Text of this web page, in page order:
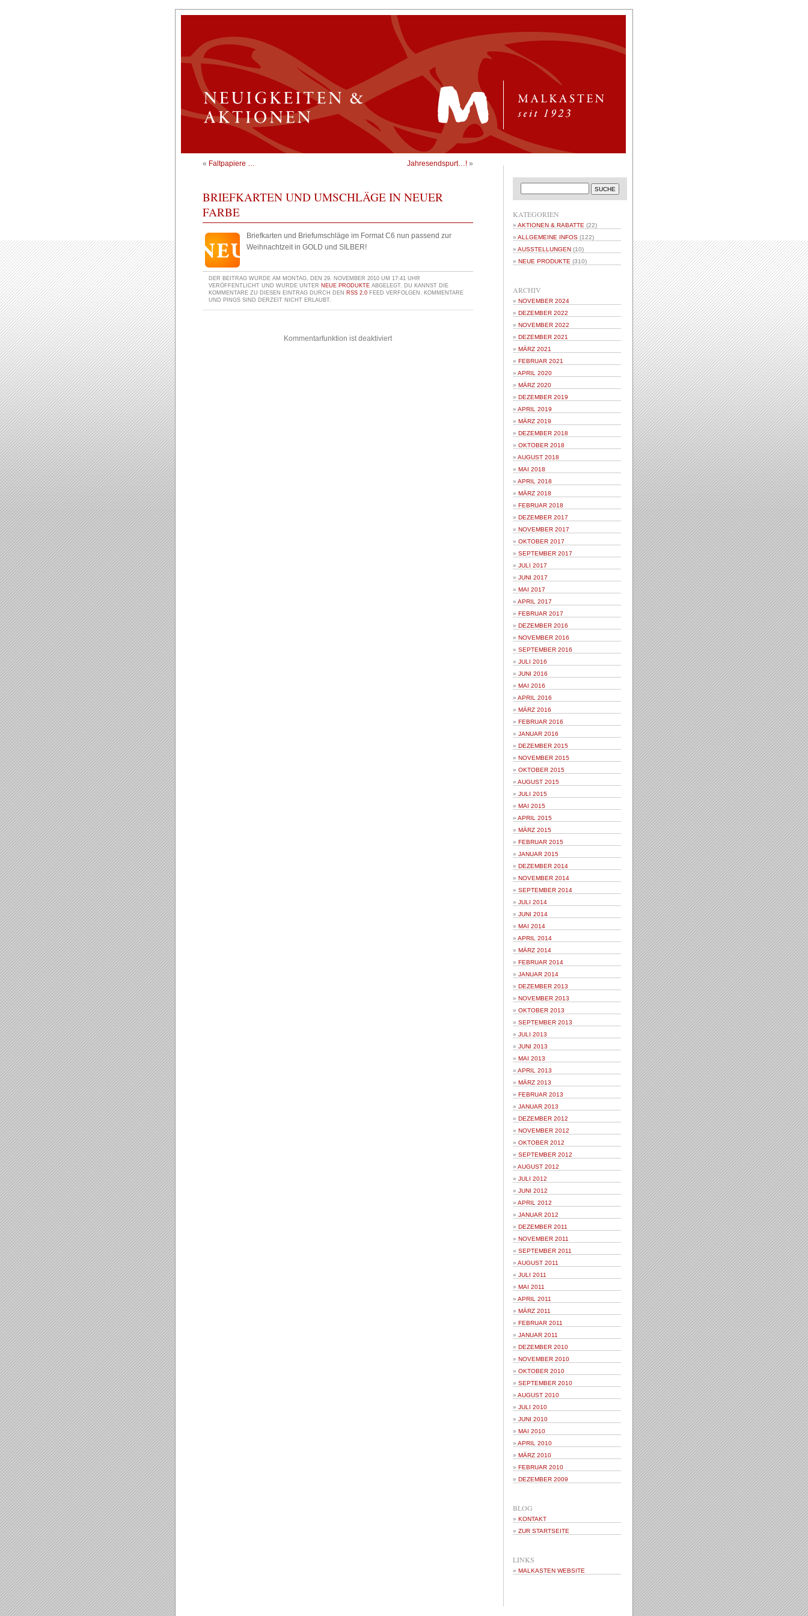
« Faltpapiere … Jahresendspurt…! »
BRIEFKARTEN UND UMSCHLÄGE IN NEUER
FARBE
Briefkarten und Briefumschläge im Format C6 nun passend zur
Weihnachtzeit in GOLD und SILBER!
DER BEITRAG WURDE AM MONTAG, DEN 29. NOVEMBER 2010 UM 17:41 UHR
VERÖFFENTLICHT UND WURDE UNTER NEUE PRODUKTE ABGELEGT. DU KANNST DIE
KOMMENTARE ZU DIESEN EINTRAG DURCH DEN RSS 2.0 FEED VERFOLGEN. KOMMENTARE
UND PINGS SIND DERZEIT NICHT ERLAUBT.
Kommentarfunktion ist deaktiviert
KATEGORIEN
AKTIONEN & RABATTE (22)
ALLGEMEINE INFOS (122)
AUSSTELLUNGEN (10)
NEUE PRODUKTE (310)
ARCHIV
NOVEMBER 2024
DEZEMBER 2022
NOVEMBER 2022
DEZEMBER 2021
MÄRZ 2021
FEBRUAR 2021
APRIL 2020
MÄRZ 2020
DEZEMBER 2019
APRIL 2019
MÄRZ 2019
DEZEMBER 2018
OKTOBER 2018
AUGUST 2018
MAI 2018
APRIL 2018
MÄRZ 2018
FEBRUAR 2018
DEZEMBER 2017
NOVEMBER 2017
OKTOBER 2017
SEPTEMBER 2017
JULI 2017
JUNI 2017
MAI 2017
APRIL 2017
FEBRUAR 2017
DEZEMBER 2016
NOVEMBER 2016
SEPTEMBER 2016
JULI 2016
JUNI 2016
MAI 2016
APRIL 2016
MÄRZ 2016
FEBRUAR 2016
JANUAR 2016
DEZEMBER 2015
NOVEMBER 2015
OKTOBER 2015
AUGUST 2015
JULI 2015
MAI 2015
APRIL 2015
MÄRZ 2015
FEBRUAR 2015
JANUAR 2015
DEZEMBER 2014
NOVEMBER 2014
SEPTEMBER 2014
JULI 2014
JUNI 2014
MAI 2014
APRIL 2014
MÄRZ 2014
FEBRUAR 2014
JANUAR 2014
DEZEMBER 2013
NOVEMBER 2013
OKTOBER 2013
SEPTEMBER 2013
JULI 2013
JUNI 2013
MAI 2013
APRIL 2013
MÄRZ 2013
FEBRUAR 2013
JANUAR 2013
DEZEMBER 2012
NOVEMBER 2012
OKTOBER 2012
SEPTEMBER 2012
AUGUST 2012
JULI 2012
JUNI 2012
APRIL 2012
JANUAR 2012
DEZEMBER 2011
NOVEMBER 2011
SEPTEMBER 2011
AUGUST 2011
JULI 2011
MAI 2011
APRIL 2011
MÄRZ 2011
FEBRUAR 2011
JANUAR 2011
DEZEMBER 2010
NOVEMBER 2010
OKTOBER 2010
SEPTEMBER 2010
AUGUST 2010
JULI 2010
JUNI 2010
MAI 2010
APRIL 2010
MÄRZ 2010
FEBRUAR 2010
DEZEMBER 2009
BLOG
KONTAKT
ZUR STARTSEITE
LINKS
MALKASTEN WEBSITE